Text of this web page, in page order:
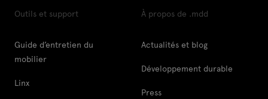
Outils et support
Guide d’entretien du
mobilier
Linx
À propos de .mdd
Actualités et blog
Développement durable
Press